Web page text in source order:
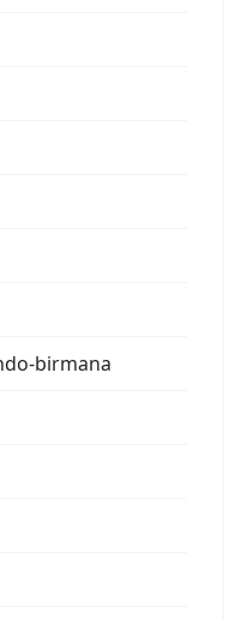
birmana